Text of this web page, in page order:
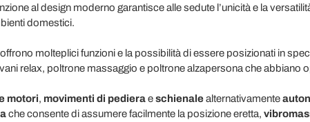
al design moderno garantisce alle sedute l’unicità e la
domestici.
molteplici funzioni e la possibilità di essere posizionati in
relax, poltrone massaggio e poltrone alzapersona che abbiano
motori, movimenti di pedieraeschienalealternativamente
che consente di assumere facilmente la posizione eretta,